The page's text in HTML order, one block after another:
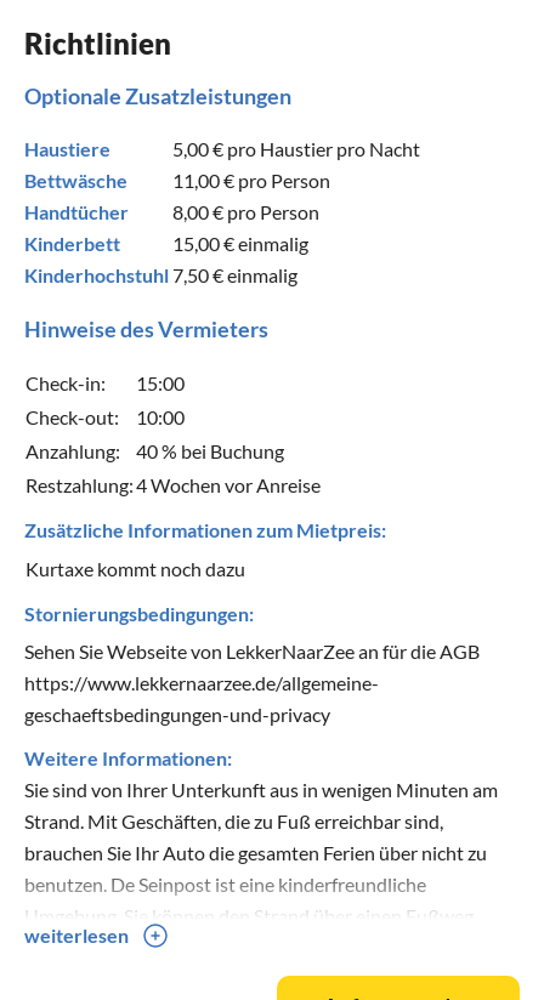
Richtlinien
Optionale Zusatzleistungen
Haustiere 5,00 € pro Haustier pro Nacht
Bettwäsche
11,00 € pro Person
Handtücher
8,00 € pro Person
Kinderbett
15,00 €einmalig
Kinderhochstuhl7,50 €einmalig
Hinweise des Vermieters
Check-in:
15:00
Check-out:
10:00
Anzahlung:
40 % bei Buchung
Restzahlung:4 Wochen vor Anreise
Zusätzliche Informationen zum Mietpreis:
Kurtaxe kommt noch dazu
Stornierungsbedingungen:
Sehen Sie Webseite von LekkerNaarZee an für die AGB
https://www.lekkernaarzee.de/allgemeine-
geschaeftsbedingungen-und-privacy
Weitere Informationen:
Sie sind von Ihrer Unterkunft aus in wenigen Minuten am
Strand. Mit Geschäften, die zu Fuß erreichbar sind,
brauchen Sie Ihr Auto die gesamten Ferien über nicht zu
benutzen. De Seinpost ist eine kinderfreundliche
Umgebung, Sie können den Strand über einen Fußweg
innerhalb von wenigen Minuten erreichen und das Gelände
rund um das Haus hat abgesehen von einigen Parkplätze
weiterlesen